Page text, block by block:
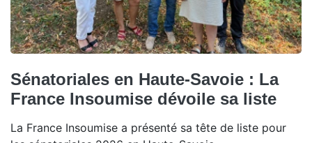
Sénatoriales en Haute-Savoie : La
France Insoumise dévoile sa liste
La France Insoumise a présenté sa tête de liste pour